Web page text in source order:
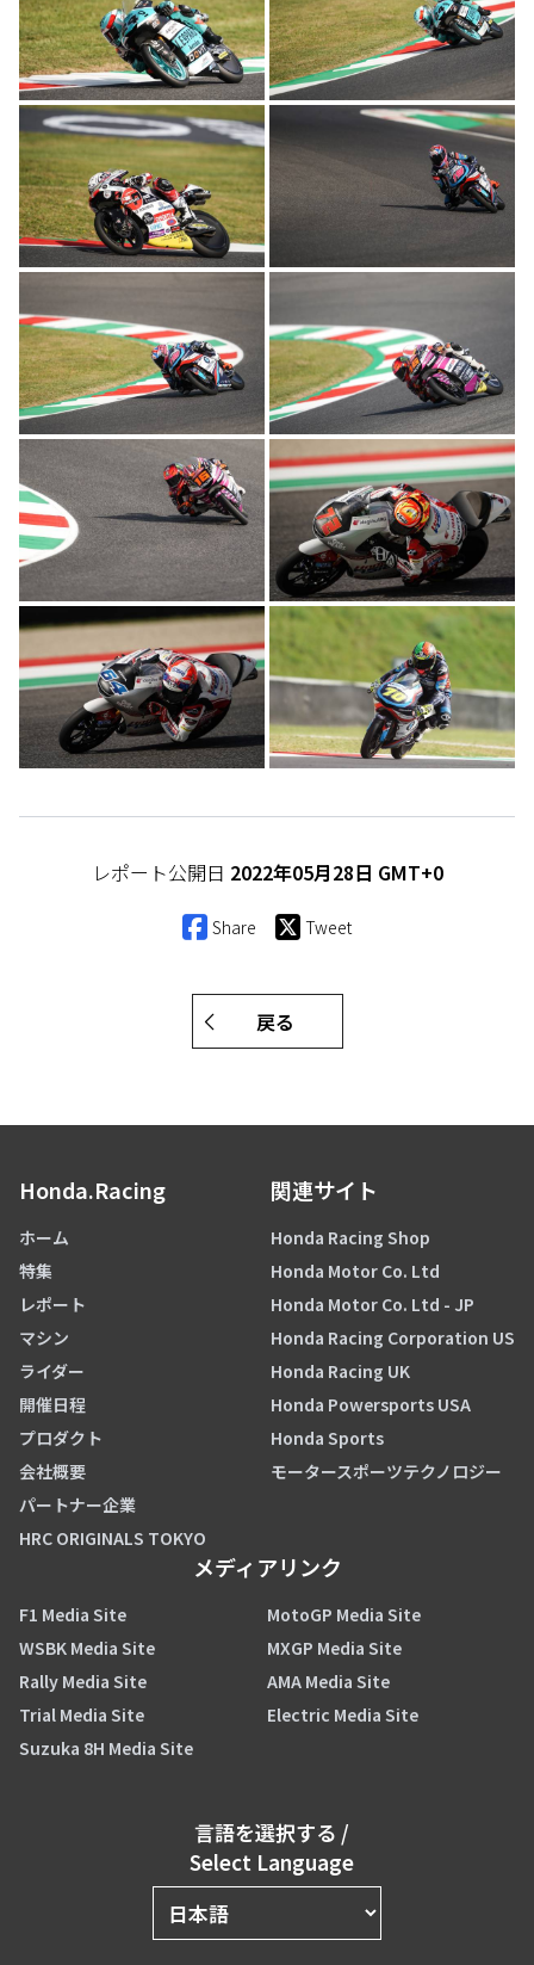
レポート公開日 2022年05月28日 GMT+0
Share Tweet
戻る
Honda.Racing
ホーム
特集
レポート
マシン
ライダー
開催日程
プロダクト
会社概要
パートナー企業
HRC ORIGINALS TOKYO
関連サイト
Honda Racing Shop
Honda Motor Co. Ltd
Honda Motor Co. Ltd - JP
Honda Racing Corporation US
Honda Racing UK
Honda Powersports USA
Honda Sports
モータースポーツテクノロジー
メディアリンク
F1 Media Site
MotoGP Media Site
WSBK Media Site
MXGP Media Site
Rally Media Site
AMA Media Site
Trial Media Site
Electric Media Site
Suzuka 8H Media Site
言語を選択する /
Select Language